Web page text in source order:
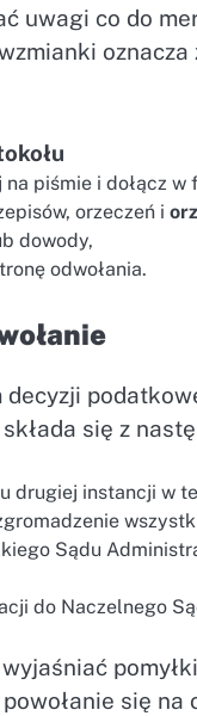
uwagi co do
piśmie i dołącz w
orzeczeń i
dowody,
odwołania.
się z
drugiej instancji w
Sądu
do Naczelnego
się